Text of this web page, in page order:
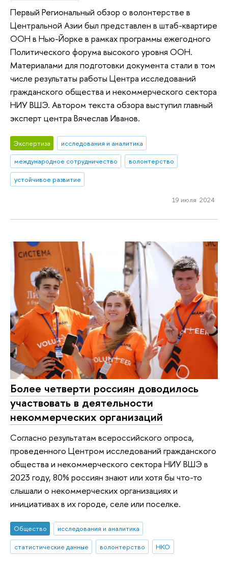
Первый Региональный обзор о волонтерстве в
Центральной Азии был представлен в штаб-квартире
ООН в Нью-Йорке в рамках программы ежегодного
Политического форума высокого уровня ООН.
Материалами для подготовки документа стали в том
числе результаты работы Центра исследований
гражданского общества и некоммерческого сектора
НИУ ВШЭ. Автором текста обзора выступил главный
эксперт центра Вячеслав Иванов.
Экспертиза
исследования и аналитика
международное сотрудничество
волонтерство
устойчивое развитие
19 июля 2024
Более четверти россиян доводилось
участвовать в деятельности
некоммерческих организаций
Согласно результатам всероссийского опроса,
проведенного Центром исследований гражданского
общества и некоммерческого сектора НИУ ВШЭ в
2023 году, 80% россиян знают или хотя бы что-то
слышали о некоммерческих организациях и
инициативах в их городе, селе или поселке.
Общество
исследования и аналитика
статистические данные
волонтерство НКО